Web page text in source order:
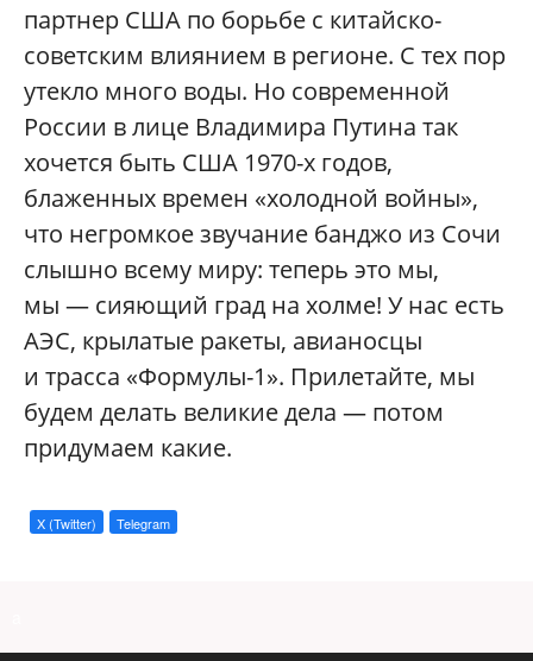
партнер США по борьбе с китайско-
советским влиянием в регионе. С тех пор
утекло много воды. Но современной
России в лице Владимира Путина так
хочется быть США 1970-х годов,
блаженных времен «холодной войны»,
что негромкое звучание банджо из Сочи
слышно всему миру: теперь это мы,
мы — сияющий град на холме! У нас есть
АЭС, крылатые ракеты, авианосцы
и трасса «Формулы-1». Прилетайте, мы
будем делать великие дела — потом
придумаем какие.
X (Twitter) Telegram